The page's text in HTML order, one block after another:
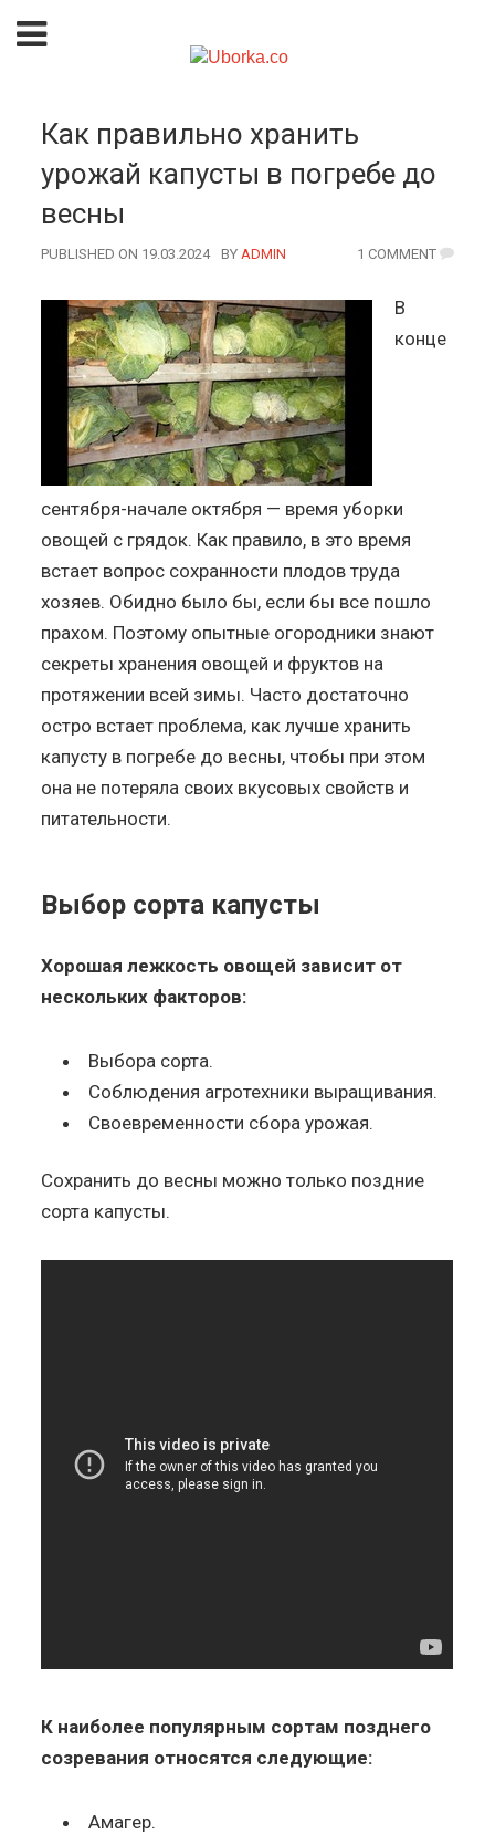
Как правильно хранить
урожай капусты в погребе до
весны
PUBLISHED ON 19.03.2024 BY AUTHOR
ADMIN 1 COMMENT
В
конце
сентября-начале октября — время уборки
овощей с грядок. Как правило, в это время
встает вопрос сохранности плодов труда
хозяев. Обидно было бы, если бы все пошло
прахом. Поэтому опытные огородники знают
секреты хранения овощей и фруктов на
протяжении всей зимы. Часто достаточно
остро встает проблема, как лучше хранить
капусту в погребе до весны, чтобы при этом
она не потеряла своих вкусовых свойств и
питательности.
Выбор сорта капусты
Хорошая лежкость овощей зависит от
нескольких факторов:
Выбора сорта.
Соблюдения агротехники выращивания.
Своевременности сбора урожая.
Сохранить до весны можно только поздние
сорта капусты.
К наиболее популярным сортам позднего
созревания относятся следующие:
Амагер.